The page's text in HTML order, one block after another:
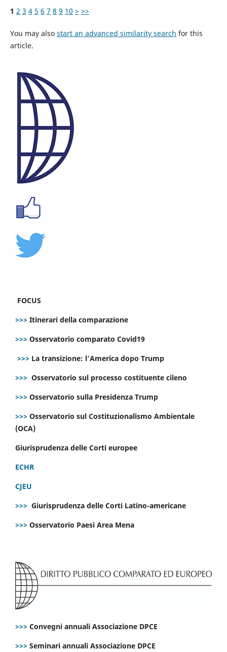
1 2 3 4 5 6 7 8 9 10 > >>
You may also start an advanced similarity search for this
article.
FOCUS
>>> Itinerari della comparazione
>>> Osservatorio comparato Covid19
>>> La transizione: l’America dopo Trump
>>> Osservatorio sul processo costituente cileno
>>> Osservatorio sulla Presidenza Trump
>>> Osservatorio sul Costituzionalismo Ambientale
(OCA)
Giurisprudenza delle Corti europee
ECHR
CJEU
>>> Giurisprudenza delle Corti Latino-americane
>>> Osservatorio Paesi Area Mena
>>> Convegni annuali Associazione DPCE
>>> Seminari annuali Associazione DPCE